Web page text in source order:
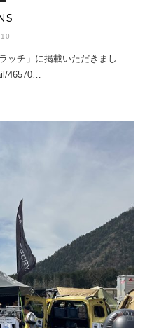
ッチ」に掲載いただきまし
46570…